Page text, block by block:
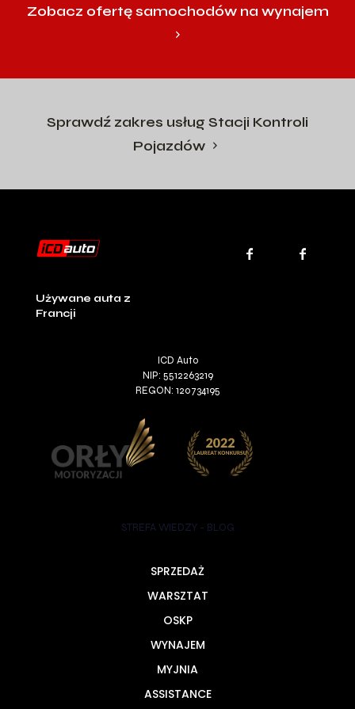
Zobacz ofertę samochodów na wynajem
Sprawdź zakres usług Stacji Kontroli
Pojazdów
Używane auta z
Francji
ICD Auto
NIP: 5512263219
REGON: 120734195
STREFA WIEDZY - BLOG
SPRZEDAŻ
WARSZTAT
OSKP
WYNAJEM
MYJNIA
ASSISTANCE